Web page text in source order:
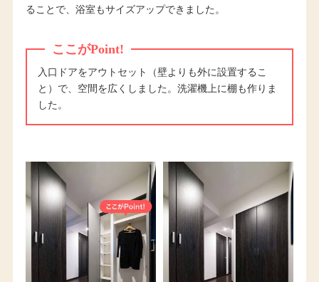
ることで、浴室もサイズアップできました。
ここがPoint!
入口ドアをアウトセット（壁よりも外に設置するこ
と）で、空間を広くしました。洗濯機上に棚も作りま
した。